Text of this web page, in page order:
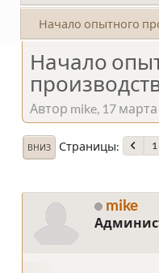
Начало опытного
Начало
Автор mike, 17 марта
ВНИЗ Страницы 1
mike